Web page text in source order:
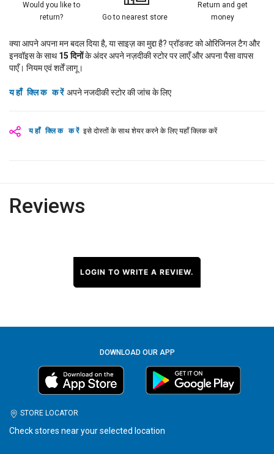
यहाँ क्लिक करें इसे दोस्तों के साथ शेयर करने के लिए यहाँ क्लिक करें
Would you like to
return?
Go to nearest store
Return and get
money
क्या आपने अपना मन बदल दिया है, या साइज़ का मुद्दा है? प्रॉडक्ट को ओरिजिनल टैग और
इनवॉइस के साथ15 दिनोंके अंदर अपने नज़दीकी स्टोर पर लाएँ और अपना पैसा वापस
पाएँ। नियम एवं शर्तें लागू।
यहाँ क्लिक करें अपने नजदीकी स्टोर की जांच के लिए
Reviews
LOGIN TO WRITE A REVIEW.
DOWNLOAD OUR APP
STORE LOCATOR
Check stores near your selected location